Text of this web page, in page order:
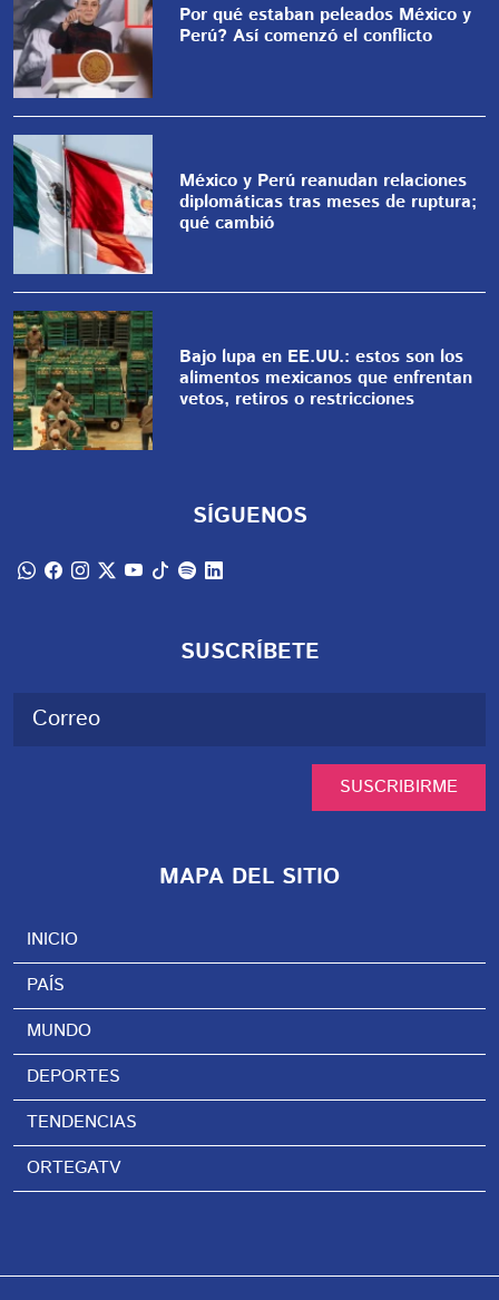
Por qué estaban peleados México y
Perú? Así comenzó el conflicto
México y Perú reanudan relaciones
diplomáticas tras meses de ruptura;
qué cambió
Bajo lupa en EE.UU.: estos son los
alimentos mexicanos que enfrentan
vetos, retiros o restricciones
SÍGUENOS
SUSCRÍBETE
SUSCRIBIRME
MAPA DEL SITIO
INICIO
PAÍS
MUNDO
DEPORTES
TENDENCIAS
ORTEGATV